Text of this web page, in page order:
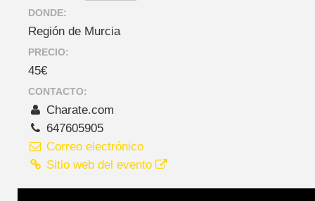
DONDE:
Región de Murcia
PRECIO:
45€
CONTACTO:
Charate.com
647605905
Correo electrónico
Sitio web del evento